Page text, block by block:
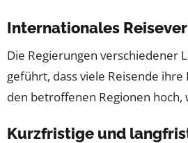
Internationales
Die Regierungen verschiedener
geführt, dass viele Reisende
den betroffenen Regionen hoch,
Kurzfristige und